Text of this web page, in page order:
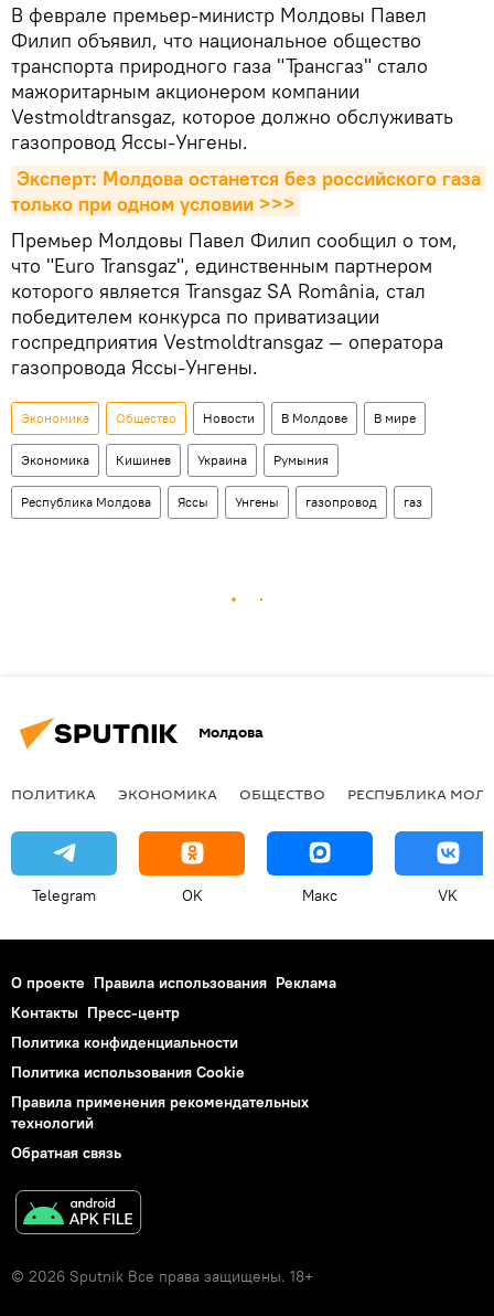
В феврале премьер-министр Молдовы Павел
Филип объявил, что национальное общество
транспорта природного газа "Трансгаз" стало
мажоритарным акционером компании
Vestmoldtransgaz, которое должно обслуживать
газопровод Яссы-Унгены.
Эксперт: Молдова останется без российского газа
только при одном условии >>>
Премьер Молдовы Павел Филип сообщил о том,
что "Euro Transgaz", единственным партнером
которого является Transgaz SA România, стал
победителем конкурса по приватизации
госпредприятия Vestmoldtransgaz — оператора
газопровода Яссы-Унгены.
Экономика Общество Новости В Молдове В мире
Экономика Кишинев Украина Румыния
Республика Молдова Яссы Унгены газопровод газ
Молдова
ПОЛИТИКА ЭКОНОМИКА ОБЩЕСТВО РЕСПУБЛИКА
Telegram OK Макс VK
О проекте Правила использования Реклама
Контакты Пресс-центр
Политика конфиденциальности
Политика использования Cookie
Правила применения рекомендательных
технологий
Обратная связь
© 2026 Sputnik Все права защищены. 18+